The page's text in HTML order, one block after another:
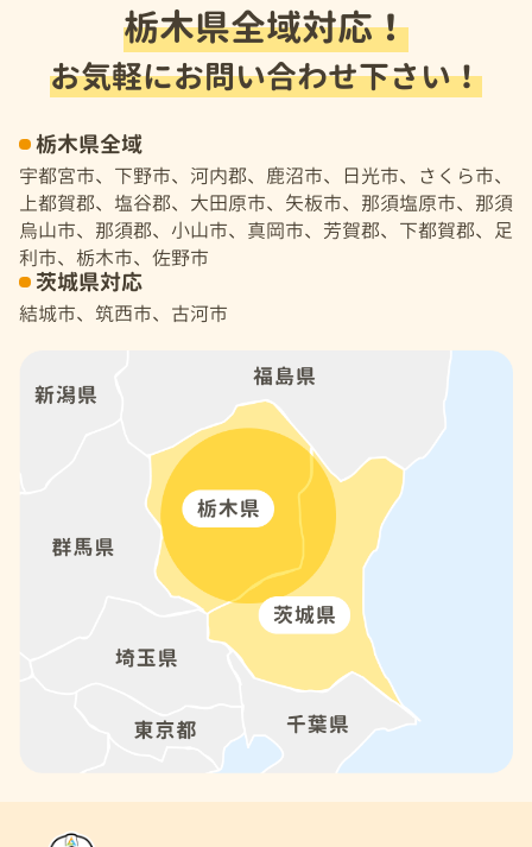
栃木県全域対応！
お気軽にお問い合わせ下さい！
栃木県全域
宇都宮市、下野市、河内郡、鹿沼市、日光市、さくら市、
上都賀郡、塩谷郡、大田原市、矢板市、那須塩原市、那須
烏山市、那須郡、小山市、真岡市、芳賀郡、下都賀郡、足
利市、栃木市、佐野市
茨城県対応
結城市、筑西市、古河市